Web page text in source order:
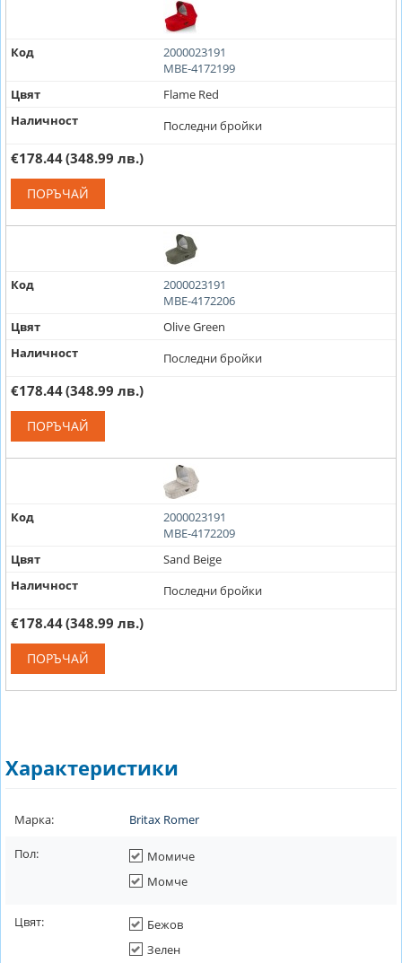
Код
2000023191
MBE-4172199
Цвят
Flame Red
Наличност
Последни бройки
€178.44(348.99 лв.)
ПОРЪЧАЙ
Код
2000023191
MBE-4172206
Цвят
Olive Green
Наличност
Последни бройки
€178.44(348.99 лв.)
ПОРЪЧАЙ
Код
2000023191
MBE-4172209
Цвят
Sand Beige
Наличност
Последни бройки
€178.44(348.99 лв.)
ПОРЪЧАЙ
Характеристики
Марка: Britax Romer
Пол:
Момиче
Момче
Цвят:
Бежов
Зелен